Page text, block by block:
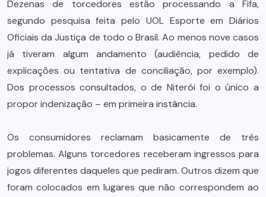
Dezenas de torcedores estão processando a Fifa,
segundo pesquisa feita pelo UOL Esporte em Diários
Oficiais da Justiça de todo o Brasil. Ao menos nove casos
já tiveram algum andamento (audiência, pedido de
explicações ou tentativa de conciliação, por exemplo).
Dos processos consultados, o de Niterói foi o único a
propor indenização – em primeira instância.
Os consumidores reclamam basicamente de três
problemas. Alguns torcedores receberam ingressos para
jogos diferentes daqueles que pediram. Outros dizem que
foram colocados em lugares que não correspondem ao